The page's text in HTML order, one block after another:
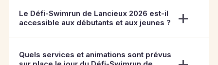
Le Défi-Swimrun de Lancieux 2026 est-il
accessible aux débutants et aux jeunes ?
Quels services et animations sont prévus